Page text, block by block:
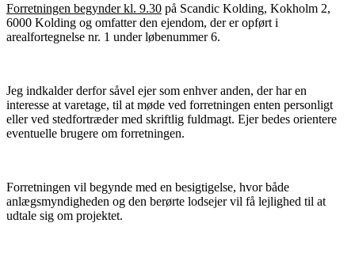
Forretningen begynder kl. 9.30 på Scandic Kolding, Kokholm 2,
6000 Kolding og omfatter den ejendom, der er opført i
arealfortegnelse nr. 1 under løbenummer 6.
Jeg indkalder derfor såvel ejer som enhver anden, der har en
interesse at varetage, til at møde ved forretningen enten personligt
eller ved stedfortræder med skriftlig fuldmagt. Ejer bedes orientere
eventuelle brugere om forretningen.
Forretningen vil begynde med en besigtigelse, hvor både
anlægsmyndigheden og den berørte lodsejer vil få lejlighed til at
udtale sig om projektet.